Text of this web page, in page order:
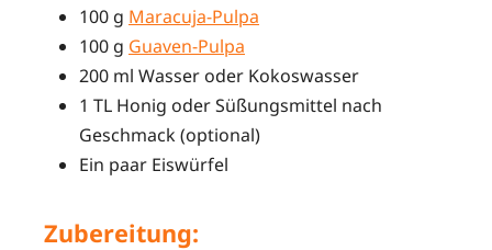
100 g Maracuja-Pulpa
100 g Guaven-Pulpa
200 ml Wasser oder Kokoswasser
1 TL Honig oder Süßungsmittel nach
Geschmack (optional)
Ein paar Eiswürfel
Zubereitung: